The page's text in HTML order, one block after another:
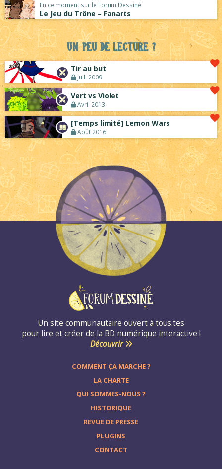
En ce moment sur le Forum Dessiné
Le Jeu du Trône – Fanarts
Un peu de lecture ?
Tir au but
Juil. 2009
Vert vs Violet
Avril 2013
[Temps limité] Lemon Wars
Août 2016
Un site communautaire ouvert à tous.tes
pour lire et créer de la BD numérique interactive !
Découvrir
COMMENT ÇA MARCHE ?
LA CHARTE
QUI SOMMES-NOUS ?
HISTORIQUE
REVUE DE PRESSE
PLUGINS
CONTACT